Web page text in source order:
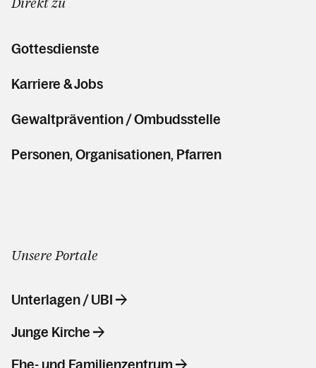
Gottesdienste
Karriere & Jobs
Gewaltprävention / Ombudsstelle
Personen, Organisationen, Pfarren
Unsere Portale
Unterlagen / UBI
Junge Kirche
Ehe- und Familienzentrum